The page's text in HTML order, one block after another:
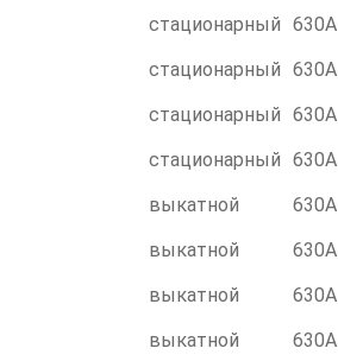
стационарный 630А
стационарный 630А
стационарный 630А
стационарный 630А
выкатной 630А
выкатной 630А
выкатной 630А
выкатной 630А